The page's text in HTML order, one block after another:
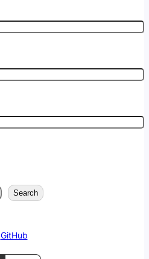
Search
GitHub